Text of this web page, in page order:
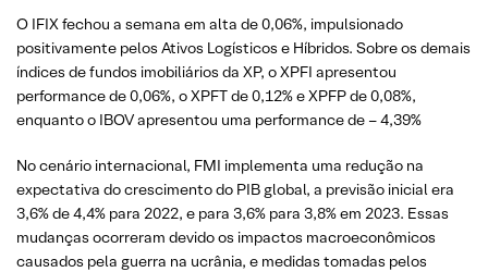
O IFIX fechou a semana em alta de 0,06%, impulsionado
positivamente pelos Ativos Logísticos e Híbridos. Sobre os demais
índices de fundos imobiliários da XP, o XPFI apresentou
performance de 0,06%, o XPFT de 0,12% e XPFP de 0,08%,
enquanto o IBOV apresentou uma performance de – 4,39%
No cenário internacional, FMI implementa uma redução na
expectativa do crescimento do PIB global, a previsão inicial era
3,6% de 4,4% para 2022, e para 3,6% para 3,8% em 2023. Essas
mudanças ocorreram devido os impactos macroeconômicos
causados pela guerra na ucrânia, e medidas tomadas pelos